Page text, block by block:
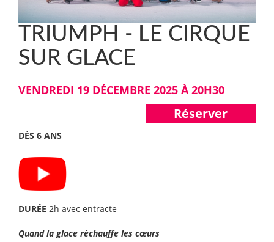
TRIUMPH - LE CIRQUE
SUR GLACE
VENDREDI 19 DÉCEMBRE 2025 À 20H30
Réserver
DÈS 6 ANS
DURÉE 2h avec entracte
Quand la glace réchauffe les cœurs